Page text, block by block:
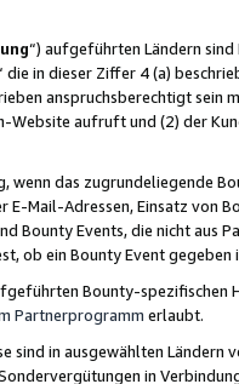
“) aufgeführten Ländern
die in dieser Ziffer 4 (a)
anspruchsberechtigt sein
Website aufruft und (2) der
das zugrundeliegende
E-Mail-Adressen, Einsatz von
Bounty Events, die nicht
ob ein Bounty Event
Bounty-spezifischen
Partnerprogramm erlaubt.
sind in ausgewählten Ländern
in